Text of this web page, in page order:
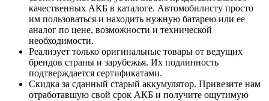
качественных АКБ в каталоге. Автомобилисту просто
им пользоваться и находить нужную батарею или ее
аналог по цене, возможности и технической
необходимости.
Реализует только оригинальные товары от ведущих
брендов страны и зарубежья. Их подлинность
подтверждается сертификатами.
Скидка за сданный старый аккумулятор. Привезите нам
отработавшую свой срок АКБ и получите ощутимую